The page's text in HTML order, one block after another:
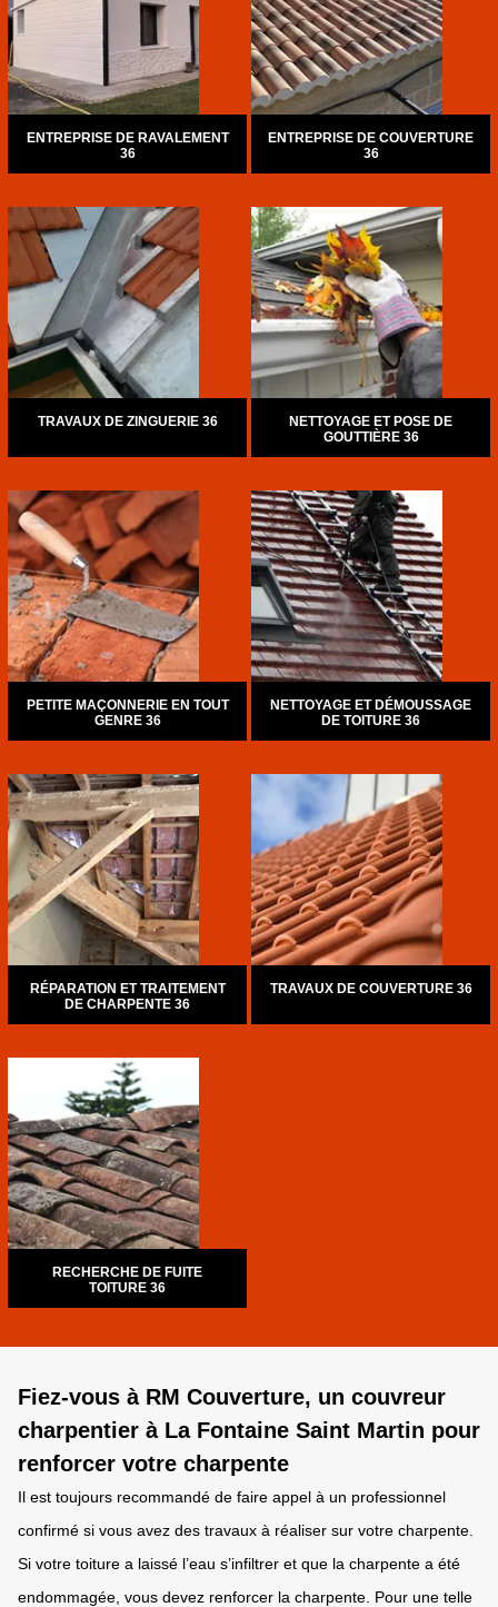
ENTREPRISE DE RAVALEMENT
36
ENTREPRISE DE COUVERTURE
36
TRAVAUX DE ZINGUERIE 36
NETTOYAGE ET POSE DE
GOUTTIÈRE 36
PETITE MAÇONNERIE EN TOUT
GENRE 36
NETTOYAGE ET DÉMOUSSAGE
DE TOITURE 36
RÉPARATION ET TRAITEMENT
DE CHARPENTE 36
TRAVAUX DE COUVERTURE 36
RECHERCHE DE FUITE
TOITURE 36
Fiez-vous à RM Couverture, un couvreur
charpentier à La Fontaine Saint Martin pour
renforcer votre charpente
Il est toujours recommandé de faire appel à un professionnel
confirmé si vous avez des travaux à réaliser sur votre charpente.
Si votre toiture a laissé l’eau s’infiltrer et que la charpente a été
endommagée, vous devez renforcer la charpente. Pour une telle